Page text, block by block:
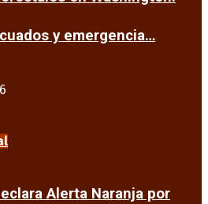
y emergencia…
Alerta Naranja por